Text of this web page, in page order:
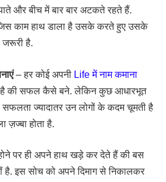
और बीच में बार बार अटकते रहते हैं.
काम हाथ डाला है उसके करते हुए उसके
जरूरी है.
– हर कोई अपनी Life में नाम कमाना
है की सफल कैसे बने. लेकिन कुछ आधारभूत
सफलता ज्यादातर उन लोगों के कदम चूमती है
ज़ज्बा होता है.
पर ही अपने हाथ खड़े कर देते हैं की बस
इस सोच को अपने दिमाग से निकालकर